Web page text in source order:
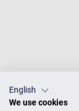
English
We use cookies